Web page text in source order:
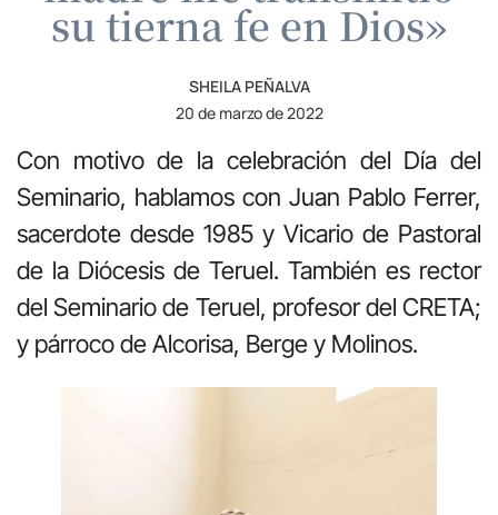
su tierna fe en Dios»
SHEILA PEÑALVA
20 de marzo de 2022
Con motivo de la celebración del Día del
Seminario, hablamos con Juan Pablo Ferrer,
sacerdote desde 1985 y Vicario de Pastoral
de la Diócesis de Teruel. También es rector
del Seminario de Teruel, profesor del CRETA;
y párroco de Alcorisa, Berge y Molinos.